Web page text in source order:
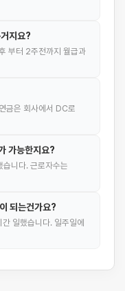
지요?
부터 2주전까지 월급과
금은 회사에서 DC로
가능한지요?
니다. 근로자수는
되는건가요?
일했습니다. 일주일에